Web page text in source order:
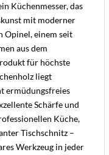
Küchenmesser, das
mit moderner
Opinel, einem seit
aus dem
für höchste
liegt
ermüdungsfreies
Schärfe und
Küche,
Tischschnitz –
Werkzeug in jeder